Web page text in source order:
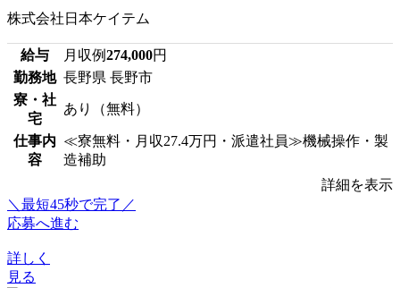
株式会社日本ケイテム
給与 月収例274,000円
勤務地 長野県 長野市
寮・社
宅
あり（無料）
仕事内
容
≪寮無料・月収27.4万円・派遣社員≫機械操作・製
造補助
詳細を表示
＼最短45秒で完了／
応募へ進む
詳しく
見る